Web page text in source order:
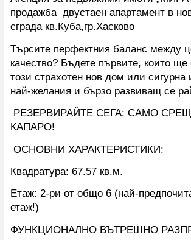
продажба двустаен апартамент в
сграда кв.Куба,гр.Хасково
Търсите перфектния баланс между
качество? Бъдете първите, които ще
този страхотен нов дом или сигурна
най-желания и бързо развиващ се
РЕЗЕРВИРАЙТЕ СЕГА: САМО
КАПАРО!
ОСНОВНИ ХАРАКТЕРИСТИКИ:
Квадратура: 67.57 кв.м.
Етаж: 2-ри от общо 6 (най-
етаж!)
ФУНКЦИОНАЛНО ВЪТРЕШНО